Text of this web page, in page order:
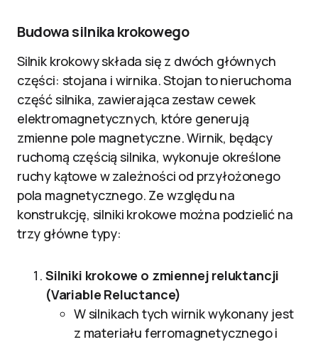
Budowa silnika krokowego
Silnik krokowy składa się z dwóch głównych
części: stojana i wirnika. Stojan to nieruchoma
część silnika, zawierająca zestaw cewek
elektromagnetycznych, które generują
zmienne pole magnetyczne. Wirnik, będący
ruchomą częścią silnika, wykonuje określone
ruchy kątowe w zależności od przyłożonego
pola magnetycznego. Ze względu na
konstrukcję, silniki krokowe można podzielić na
trzy główne typy:
Silniki krokowe o zmiennej reluktancji
(Variable Reluctance)
W silnikach tych wirnik wykonany jest
z materiału ferromagnetycznego i